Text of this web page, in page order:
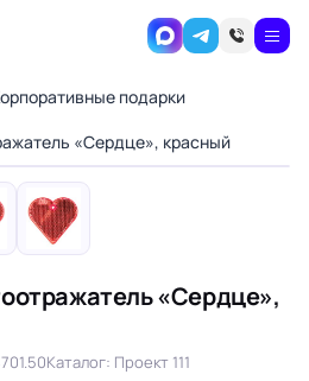
подарки
«Сердце», красный
›
«Сердце»,
Каталог: Проект 111